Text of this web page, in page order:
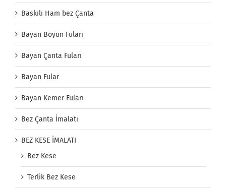
Baskılı Ham bez Çanta
Bayan Boyun Fuları
Bayan Çanta Fuları
Bayan Fular
Bayan Kemer Fuları
Bez Çanta İmalatı
BEZ KESE İMALATI
Bez Kese
Terlik Bez Kese